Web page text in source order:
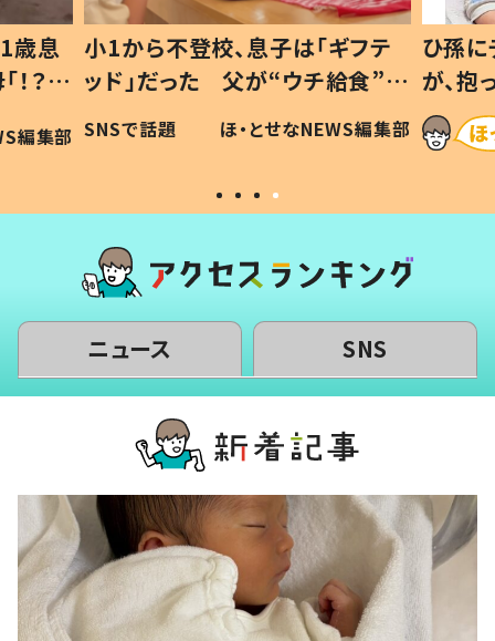
歳息
？」
編集部
小1から不登校、息子は「ギフテ
ッド」だった 父が“ウチ給食”を
作り続ける理由とは #令和の親
#令和の子
SNSで話題 ほ・とせなNEWS編集部
ひ孫
が、
「涙が
い」
ニュース SNS